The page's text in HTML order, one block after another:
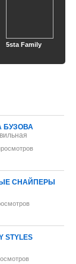
5sta Family
БУЗОВА
СНАЙПЕРЫ
STYLES